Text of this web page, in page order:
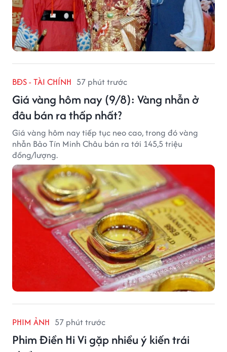
BĐS - TÀI CHÍNH 57 phút trước
Giá vàng hôm nay (9/8): Vàng nhẫn ở
đâu bán ra thấp nhất?
Giá vàng hôm nay tiếp tục neo cao, trong đó vàng
nhẫn Bảo Tín Minh Châu bán ra tới 145,5 triệu
đồng/lượng.
PHIM ẢNH 57 phút trước
Phim Điền Hi Vi gặp nhiều ý kiến trái